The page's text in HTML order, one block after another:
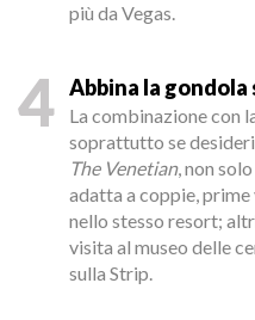
più da Vegas.
4 Abbina la gondola
La combinazione con
soprattutto se
The Venetian, non
adatta a coppie,
nello stesso resort;
visita al museo delle
sulla Strip.